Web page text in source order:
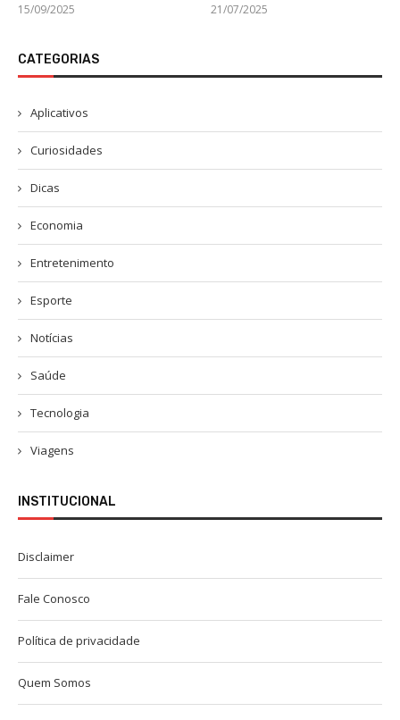
15/09/2025
21/07/2025
CATEGORIAS
Aplicativos
Curiosidades
Dicas
Economia
Entretenimento
Esporte
Notícias
Saúde
Tecnologia
Viagens
INSTITUCIONAL
Disclaimer
Fale Conosco
Política de privacidade
Quem Somos